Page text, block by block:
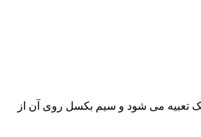
تعبیه می شود و سیم بکسل روی آن از